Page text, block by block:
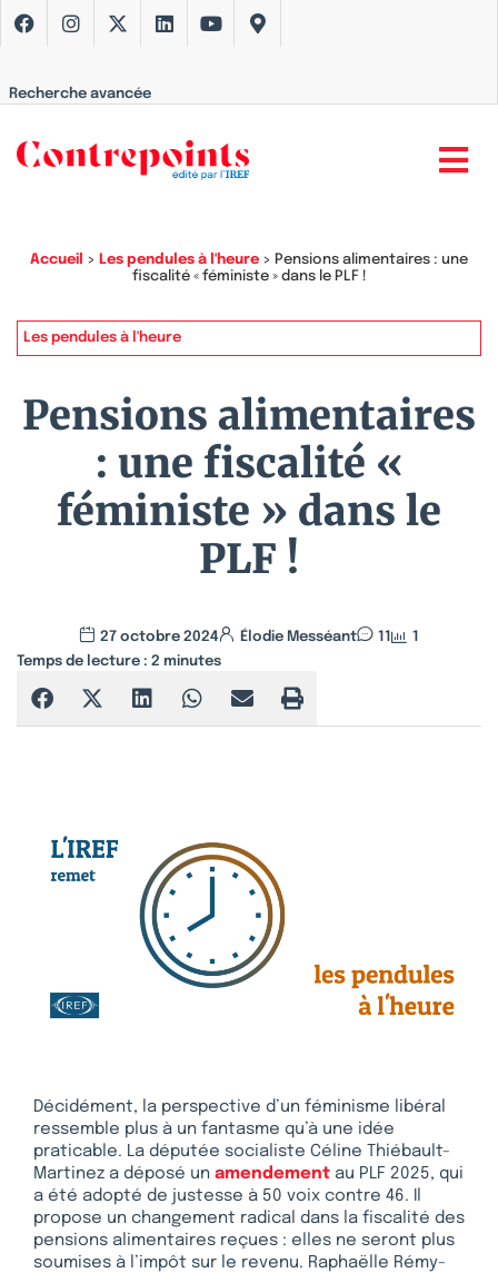
Recherche avancée
Accueil > Les pendules à l'heure > Pensions alimentaires : une
fiscalité « féministe » dans le PLF !
Les pendules à l'heure
Pensions alimentaires
: une fiscalité «
féministe » dans le
PLF !
27 octobre 2024 Élodie Messéant 11
1
Temps de lecture : 2 minutes
Décidément, la perspective d’un féminisme libéral
ressemble plus à un fantasme qu’à une idée
praticable. La députée socialiste Céline Thiébault-
Martinez a déposé un amendement au PLF 2025, qui
a été adopté de justesse à 50 voix contre 46. Il
propose un changement radical dans la fiscalité des
pensions alimentaires reçues : elles ne seront plus
soumises à l’impôt sur le revenu. Raphaëlle Rémy-